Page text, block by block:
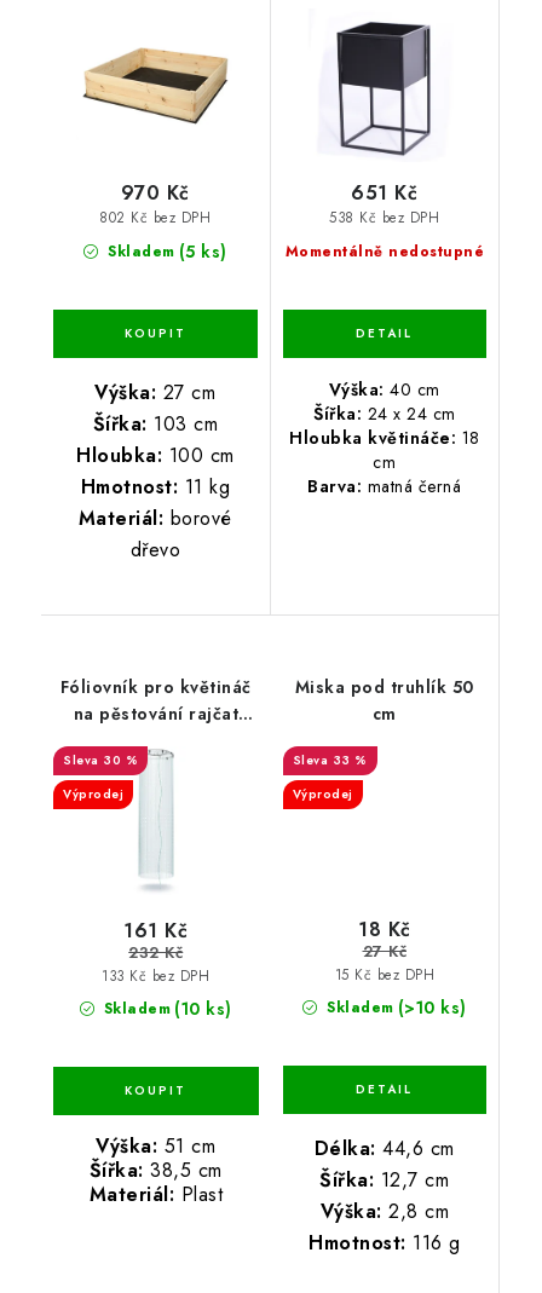
Skladem (5 ks)
802 Kč bez DPH
970 Kč
Výška: 27 cm
Šířka: 103 cm
Hloubka: 100 cm
Hmotnost: 11 kg
Materiál: borové
dřevo
Momentálně nedostupné
538 Kč bez DPH
651 Kč
Výška: 40 cm
Šířka: 24 x 24 cm
Hloubka květináče: 18
cm
Barva: matná černá
Fóliovník pro květináč
na pěstování rajčat
30 %
Výprodej
Skladem (10 ks)
133 Kč bez DPH
161 Kč
232 Kč
Výška: 51 cm
Šířka: 38,5 cm
Materiál: Plast
Miska pod truhlík 50
cm
33 %
Výprodej
Skladem (>10 ks)
15 Kč bez DPH
18 Kč
27 Kč
Délka: 44,6 cm
Šířka: 12,7 cm
Výška: 2,8 cm
Hmotnost: 116 g